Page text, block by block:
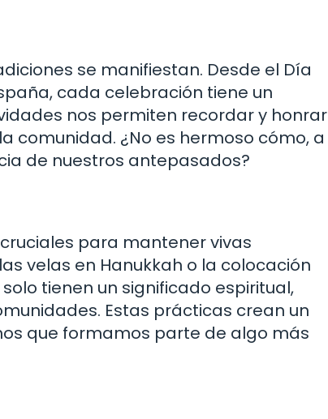
se manifiestan. Desde el Día
cada celebración tiene un
nos permiten recordar y honrar
comunidad. ¿No es hermoso cómo, a
de nuestros antepasados?
para mantener vivas
velas en Hanukkah o la colocación
tienen un significado espiritual,
Estas prácticas crean un
que formamos parte de algo más